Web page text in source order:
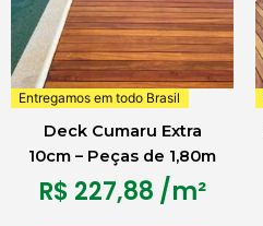
Entregamos em todo Brasil
Deck Cumaru Extra
10cm – Peças de 1,80m
R$ 227,88 /m²